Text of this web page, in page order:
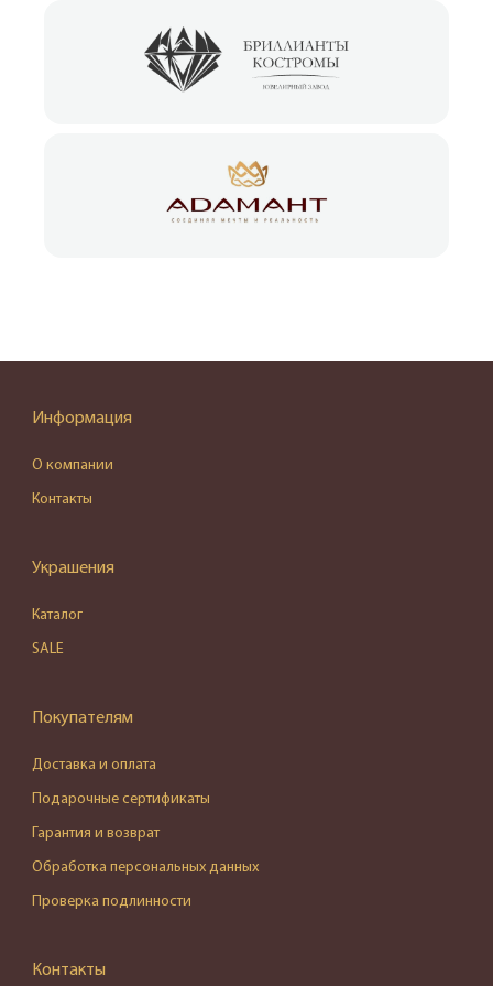
Информация
О компании
Контакты
Украшения
Каталог
SALE
Покупателям
Доставка и оплата
Подарочные сертификаты
Гарантия и возврат
Обработка персональных данных
Проверка подлинности
Контакты